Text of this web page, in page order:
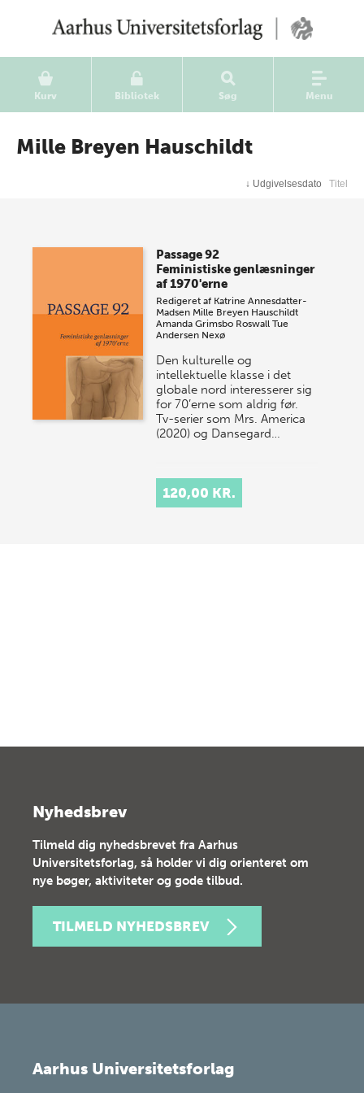
Kurv Bibliotek Søg Menu
Mille Breyen Hauschildt
↓ Udgivelsesdato Titel
Passage 92
Feministiske genlæsninger
af 1970'erne
Redigeret af Katrine Annesdatter-
Madsen Mille Breyen Hauschildt
Amanda Grimsbo Roswall Tue
Andersen Nexø
Den kulturelle og
intellektuelle klasse i det
globale nord interesserer sig
for 70’erne som aldrig før.
Tv-serier som Mrs. America
(2020) og Dansegard…
120,00 KR.
Nyhedsbrev
Tilmeld dig nyhedsbrevet fra Aarhus
Universitetsforlag, så holder vi dig orienteret om
nye bøger, aktiviteter og gode tilbud.
TILMELD NYHEDSBREV
Aarhus Universitetsforlag